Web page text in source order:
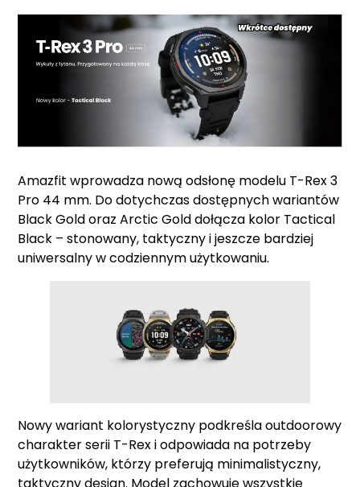
Amazfit wprowadza nową odsłonę modelu T-Rex 3
Pro 44 mm. Do dotychczas dostępnych wariantów
Black Gold oraz Arctic Gold dołącza kolor Tactical
Black – stonowany, taktyczny i jeszcze bardziej
uniwersalny w codziennym użytkowaniu.
Nowy wariant kolorystyczny podkreśla outdoorowy
charakter serii T-Rex i odpowiada na potrzeby
użytkowników, którzy preferują minimalistyczny,
taktyczny design. Model zachowuje wszystkie